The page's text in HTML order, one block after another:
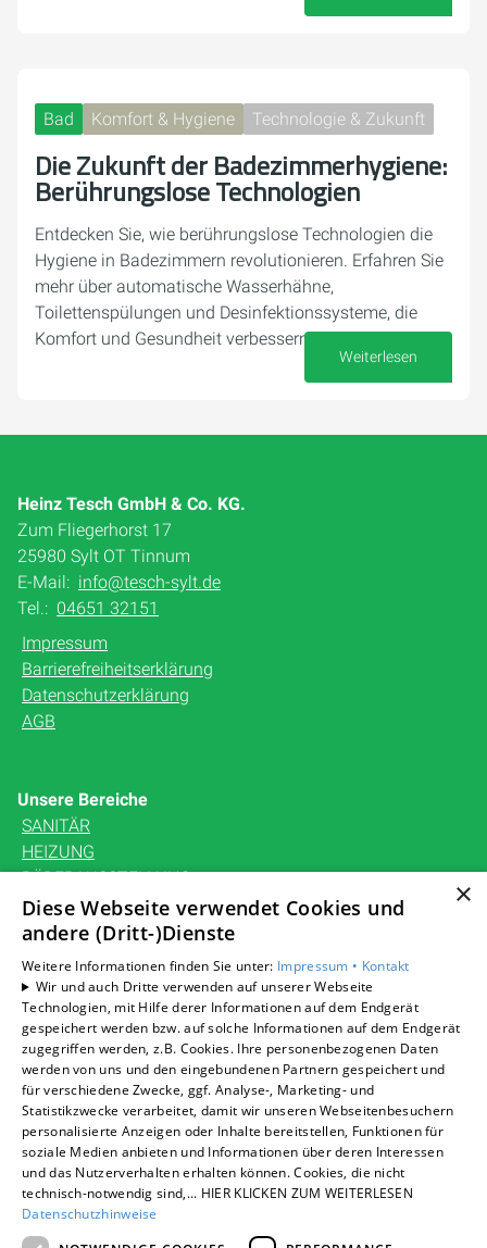
Bad Komfort & Hygiene Technologie & Zukunft
Die Zukunft der Badezimmerhygiene:
Berührungslose Technologien
Entdecken Sie, wie berührungslose Technologien die
Hygiene in Badezimmern revolutionieren. Erfahren Sie
mehr über automatische Wasserhähne,
Toilettenspülungen und Desinfektionssysteme, die
Komfort und Gesundheit verbessern.
Weiterlesen
Heinz Tesch GmbH & Co. KG.
Zum Fliegerhorst 17
25980 Sylt OT Tinnum
E-Mail: info@tesch-sylt.de
Tel.: 04651 32151
Impressum
Barrierefreiheitserklärung
Datenschutzerklärung
AGB
Unsere Bereiche
SANITÄR
HEIZUNG
BÄDERAUSSTELLUNG
KARRIERE
UNTERNEHMEN
KONTAKT
Um externe HTML-Inhalte anzuzeigen, benötigen wir
Ihre Einwilligung.
Weitere Informationen finden Sie in unserer
Datenschutzerklärung.
Cookie-Einstellungen öffnen
×
Diese Webseite verwendet Cookies und
andere (Dritt-)Dienste
Weitere Informationen finden Sie unter: Impressum • Kontakt
Wir und auch Dritte verwenden auf unserer Webseite
Technologien, mit Hilfe derer Informationen auf dem Endgerät
gespeichert werden bzw. auf solche Informationen auf dem Endgerät
zugegriffen werden, z.B. Cookies. Ihre personenbezogenen Daten
werden von uns und den eingebundenen Partnern gespeichert und
für verschiedene Zwecke, ggf. Analyse-, Marketing- und
Statistikzwecke verarbeitet, damit wir unseren Webseitenbesuchern
personalisierte Anzeigen oder Inhalte bereitstellen, Funktionen für
soziale Medien anbieten und Informationen über deren Interessen
und das Nutzerverhalten erhalten können. Cookies, die nicht
technisch-notwendig sind,... HIER KLICKEN ZUM WEITERLESEN
Datenschutzhinweise